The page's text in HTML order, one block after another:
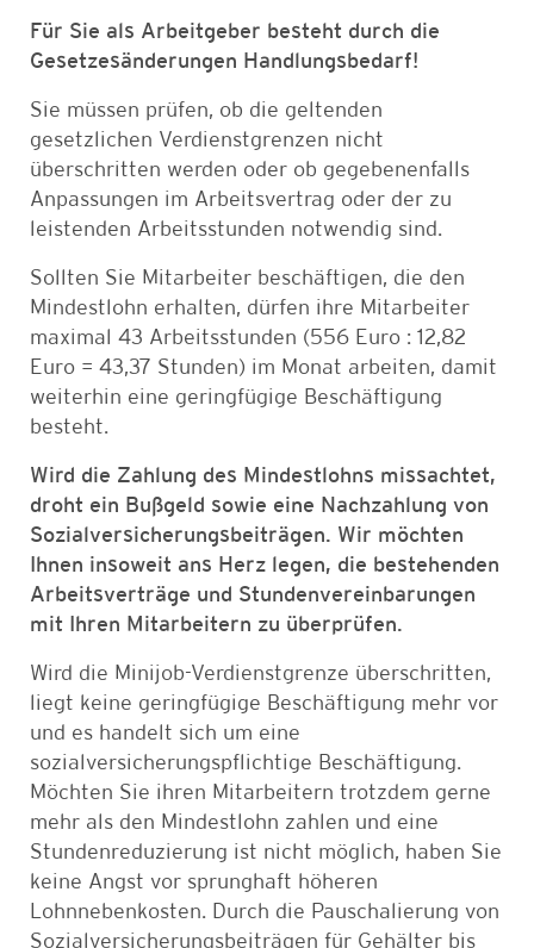
Für Sie als Arbeitgeber besteht durch die
Gesetzesänderungen Handlungsbedarf!
Sie müssen prüfen, ob die geltenden
gesetzlichen Verdienstgrenzen nicht
überschritten werden oder ob gegebenenfalls
Anpassungen im Arbeitsvertrag oder der zu
leistenden Arbeitsstunden notwendig sind.
Sollten Sie Mitarbeiter beschäftigen, die den
Mindestlohn erhalten, dürfen ihre Mitarbeiter
maximal 43 Arbeitsstunden (556 Euro : 12,82
Euro = 43,37 Stunden) im Monat arbeiten, damit
weiterhin eine geringfügige Beschäftigung
besteht.
Wird die Zahlung des Mindestlohns missachtet,
droht ein Bußgeld sowie eine Nachzahlung von
Sozialversicherungsbeiträgen. Wir möchten
Ihnen insoweit ans Herz legen, die bestehenden
Arbeitsverträge und Stundenvereinbarungen
mit Ihren Mitarbeitern zu überprüfen.
Wird die Minijob-Verdienstgrenze überschritten,
liegt keine geringfügige Beschäftigung mehr vor
und es handelt sich um eine
sozialversicherungspflichtige Beschäftigung.
Möchten Sie ihren Mitarbeitern trotzdem gerne
mehr als den Mindestlohn zahlen und eine
Stundenreduzierung ist nicht möglich, haben Sie
keine Angst vor sprunghaft höheren
Lohnnebenkosten. Durch die Pauschalierung von
Sozialversicherungsbeiträgen für Gehälter bis